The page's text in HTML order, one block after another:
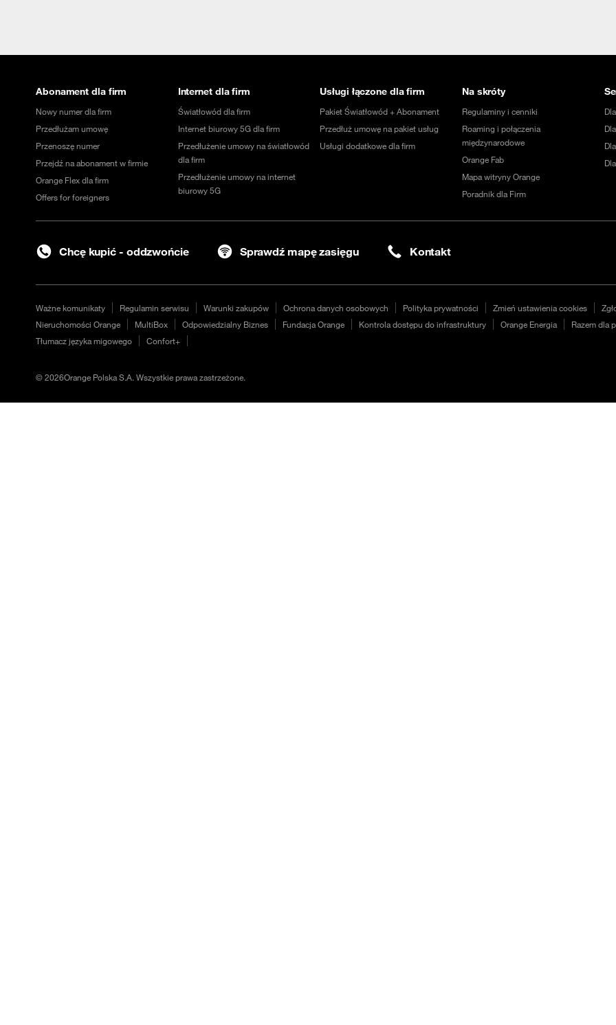
Abonament dla firm
Nowy numer dla firm
Przedłużam umowę
Przenoszę numer
Przejdź na abonament w firmie
Orange Flex dla firm
Offers for foreigners
Internet dla firm
Światłowód dla firm
Internet biurowy 5G dla firm
Przedłużenie umowy na światłowód
dla firm
Przedłużenie umowy na internet
biurowy 5G
Usługi łączone dla firm
Pakiet Światłowód + Abonament
Przedłuż umowę na pakiet usług
Usługi dodatkowe dla firm
Na skróty
Regulaminy i cenniki
Roaming i połączenia
międzynarodowe
Orange Fab
Mapa witryny Orange
Poradnik dla Firm
Chcę kupić - oddzwońcie Sprawdź mapę zasięgu Kontakt
Ważne komunikaty Regulamin serwisu Warunki zakupów Ochrona danych osobowych Polityka prywatności Zmień ustawienia cookies
Nieruchomości Orange
MultiBox Odpowiedzialny Biznes Fundacja Orange Kontrola dostępu do infrastruktury Orange Energia Razem dla
Tłumacz języka migowego
Confort+
©2026Orange Polska S.A. Wszystkie prawa zastrzeżone.